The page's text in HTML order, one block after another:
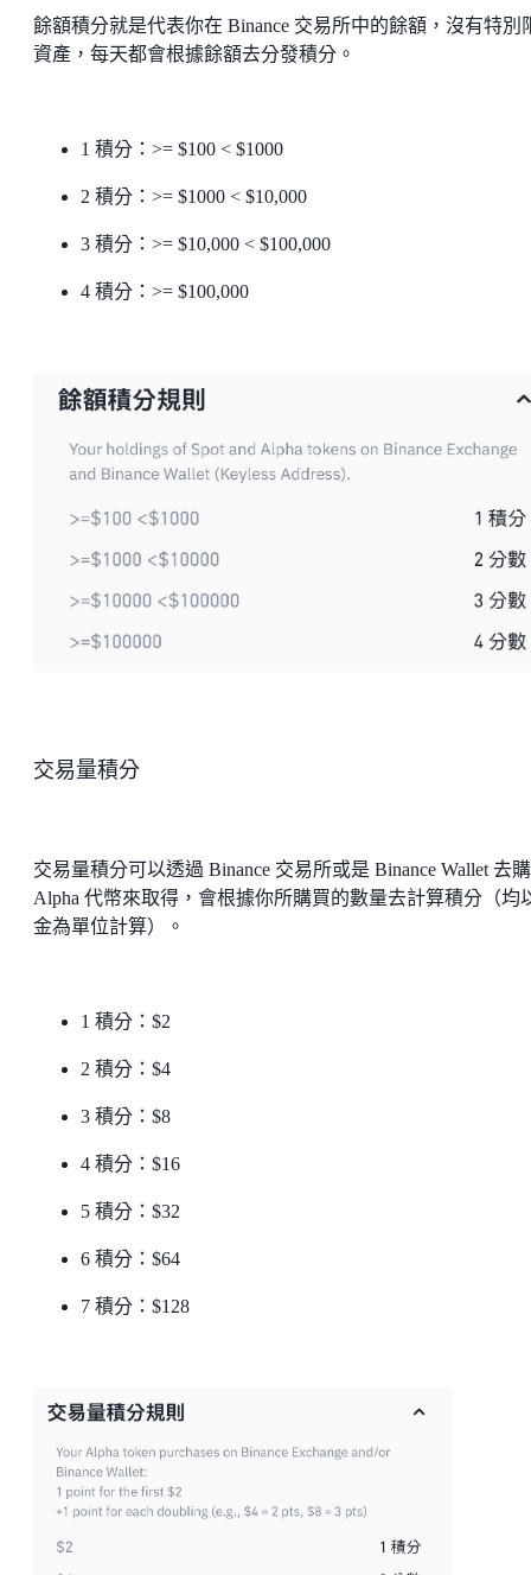
餘額積分就是代表你在 Binance 交易所中的餘額，沒有特別
資產，每天都會根據餘額去分發積分。
1 積分：>= $100 < $1000
2 積分：>= $1000 < $10,000
3 積分：>= $10,000 < $100,000
4 積分：>= $100,000
交易量積分
交易量積分可以透過 Binance 交易所或是 Binance Wallet 去
Alpha 代幣來取得，會根據你所購買的數量去計算積分（均
金為單位計算）。
1 積分：$2
2 積分：$4
3 積分：$8
4 積分：$16
5 積分：$32
6 積分：$64
7 積分：$128